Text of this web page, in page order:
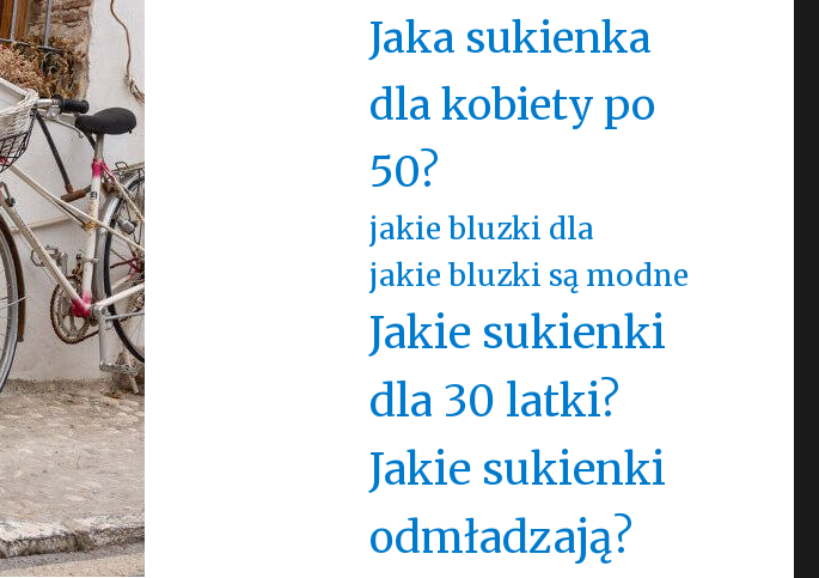
Jaka sukienka
dla kobiety po
50?
jakie bluzki dla
jakie bluzki są modne
Jakie sukienki
dla 30 latki?
Jakie sukienki
odmładzają?